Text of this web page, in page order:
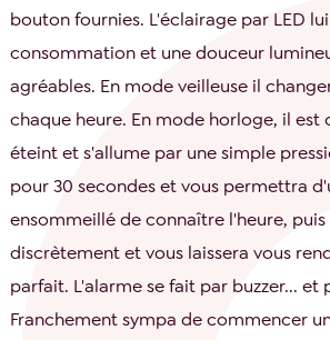
bouton fournies. L'éclairage par LED
consommation et une douceur
agréables. En mode veilleuse il
chaque heure. En mode horloge, il
éteint et s'allume par une simple
pour 30 secondes et vous permettra
ensommeillé de connaître l'heure,
discrètement et vous laissera vous
parfait. L'alarme se fait par buzzer... et
Franchement sympa de commencer